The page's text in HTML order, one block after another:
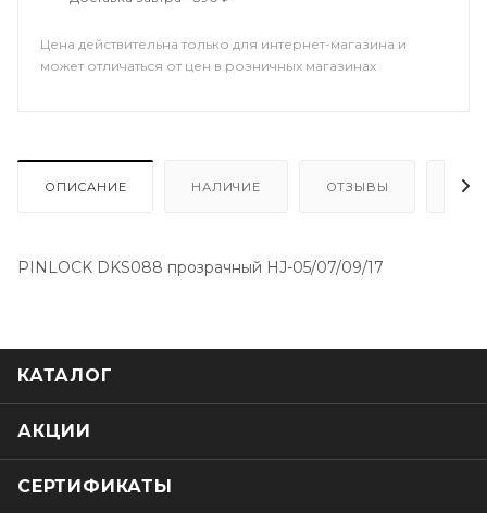
Цена действительна только для интернет-магазина и
может отличаться от цен в розничных магазинах
ОПИСАНИЕ НАЛИЧИЕ ОТЗЫВЫ
PINLOCK DKS088 прозрачный HJ-05/07/09/17
КАТАЛОГ
АКЦИИ
СЕРТИФИКАТЫ